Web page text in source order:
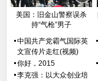
美国：旧金山警察误杀
持“气枪”男子
中国共产党霸气国际英
文宣传片走红(视频)
你好，2015
李克强：以大众创业培